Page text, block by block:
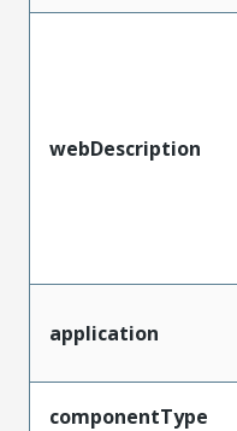
webDescription
application
componentType